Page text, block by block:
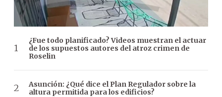
¿Fue todo planificado? Videos muestran el actuar
de los supuestos autores del atroz crimen de
Roselin
Asunción: ¿Qué dice el Plan Regulador sobre la
altura permitida para los edificios?